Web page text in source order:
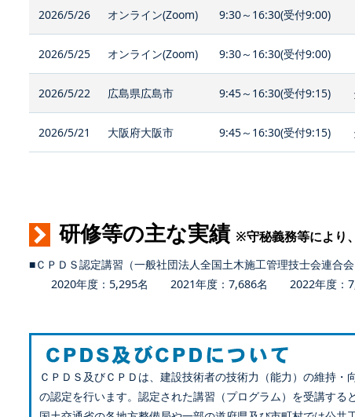
2026/5/26 オンライン(Zoom) 9:30～16:30(受付9:00)
2026/5/25 オンライン(Zoom) 9:30～16:30(受付9:00)
2026/5/22 広島県広島市 9:45～16:30(受付9:15)
2026/5/21 大阪府大阪市 9:45～16:30(受付9:15)
研修等の主な実績 ※守秘義務等により
■ＣＰＤＳ認定講習（一般社団法人全国土木施工管理技士会連合会
2020年度：5,295名 2021年度：7,686名 2022年度：
ＣＰＤＳ及びＣＰＤは、建設技術者の技術力（能力）の維持
の認定を行います。認定された講習（プログラム）を受講する